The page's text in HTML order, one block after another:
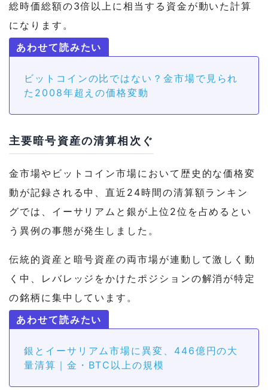
総時価総額の3倍以上に相当する資金が動いた計算
になります。
ビットコインの比ではない？金市場で見られ
た2008年超えの価格変動
主要暗号資産の清算相次ぐ
金市場やビットコイン市場において歴史的な価格変
動が記録される中、直近24時間の清算額ランキン
グでは、イーサリアムと銀が上位2位を占めるとい
う異例の事態が発生しました。
伝統的資産と暗号資産の両市場が連動して激しく動
く中、レバレッジをかけたポジションの解消が特定
の銘柄に集中しています。
銀とイーサリアム市場に異変、446億円の大
量清算｜金・BTC以上の規模